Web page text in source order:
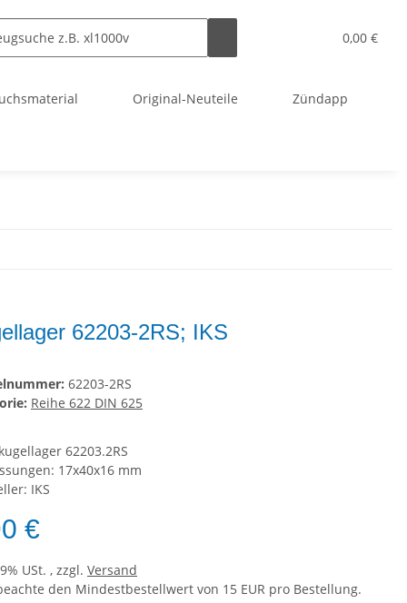
0,00 €
Original-Neuteile Zündapp
62203-2RS; IKS
62203-2RS
Reihe 622 DIN 625
62203.2RS
17x40x16 mm
IKS
€
USt. , zzgl. Versand
den Mindestbestellwert von 15 EUR pro Bestellung.